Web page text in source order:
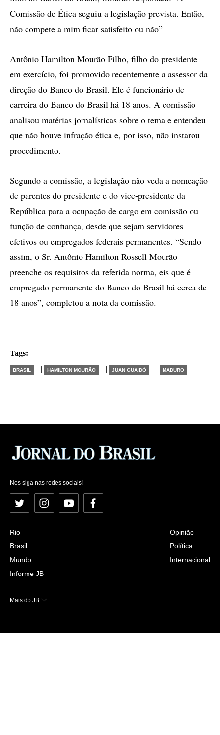
Comissão de Ética seguiu a legislação prevista. Então,
não compete a mim ficar satisfeito ou não”
Antônio Hamilton Mourão Filho, filho do presidente
em exercício, foi promovido recentemente a assessor da
direção do Banco do Brasil. Ele é funcionário de
carreira do Banco do Brasil há 18 anos. A comissão
analisou matérias jornalísticas sobre o tema e entendeu
que não houve infração ética e, por isso, não instarou
procedimento.
Segundo a comissão, a legislação não veda a nomeação
de parentes do presidente e do vice-presidente da
República para a ocupação de cargo em comissão ou
função de confiança, desde que sejam servidores
efetivos ou empregados federais permanentes. “Sendo
assim, o Sr. Antônio Hamilton Rossell Mourão
preenche os requisitos da referida norma, eis que é
empregado permanente do Banco do Brasil há cerca de
18 anos”, completou a nota da comissão.
Tags:
BRASIL | HAMILTON MOURÃO | JUAN GUAIDÓ | MADURO
Nos siga nas redes sociais!
Twitter InstagramYouTubeFacebook
Rio
Brasil
Mundo
Informe JB
Opinião
Política
Internacional
Mais do JB
Esportes